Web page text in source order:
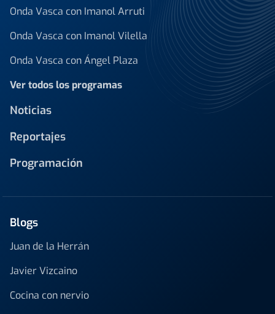
Onda Vasca con Imanol Arruti
Onda Vasca con Imanol Vilella
Onda Vasca con Ángel Plaza
Ver todos los programas
Noticias
Reportajes
Programación
Blogs
Juan de la Herrán
Javier Vizcaino
Cocina con nervio